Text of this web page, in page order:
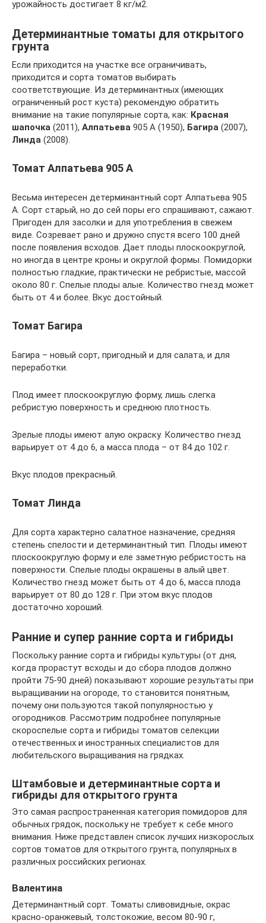
урожайность достигает 8 кг/м2.
Детерминантные томаты для открытого
грунта
Если приходится на участке все ограничивать,
приходится и сорта томатов выбирать
соответствующие. Из детерминантных (имеющих
ограниченный рост куста) рекомендую обратить
внимание на такие популярные сорта, как: Красная
шапочка (2011), Алпатьева 905 А (1950), Багира (2007),
Линда (2008).
Томат Алпатьева 905 А
Весьма интересен детерминантный сорт Алпатьева 905
А. Сорт старый, но до сей поры его спрашивают, сажают.
Пригоден для засолки и для употребления в свежем
виде. Созревает рано и дружно спустя всего 100 дней
после появления всходов. Дает плоды плоскоокруглой,
но иногда в центре кроны и округлой формы. Помидорки
полностью гладкие, практически не ребристые, массой
около 80 г. Спелые плоды алые. Количество гнезд может
быть от 4 и более. Вкус достойный.
Томат Багира
Багира – новый сорт, пригодный и для салата, и для
переработки.
Плод имеет плоскоокруглую форму, лишь слегка
ребристую поверхность и среднюю плотность.
Зрелые плоды имеют алую окраску. Количество гнезд
варьирует от 4 до 6, а масса плода – от 84 до 102 г.
Вкус плодов прекрасный.
Томат Линда
Для сорта характерно салатное назначение, средняя
степень спелости и детерминантный тип. Плоды имеют
плоскоокруглую форму и еле заметную ребристость на
поверхности. Спелые плоды окрашены в алый цвет.
Количество гнезд может быть от 4 до 6, масса плода
варьирует от 80 до 128 г. При этом вкус плодов
достаточно хороший.
Ранние и супер ранние сорта и гибриды
Поскольку ранние сорта и гибриды культуры (от дня,
когда прорастут всходы и до сбора плодов должно
пройти 75-90 дней) показывают хорошие результаты при
выращивании на огороде, то становится понятным,
почему они пользуются такой популярностью у
огородников. Рассмотрим подробнее популярные
скороспелые сорта и гибриды томатов селекции
отечественных и иностранных специалистов для
любительского выращивания на грядках.
Штамбовые и детерминантные сорта и
гибриды для открытого грунта
Это самая распространенная категория помидоров для
обычных грядок, поскольку не требует к себе много
внимания. Ниже представлен список лучших низкорослых
сортов томатов для открытого грунта, популярных в
различных российских регионах.
Валентина
Детерминантный сорт. Томаты сливовидные, окрас
красно-оранжевый, толстокожие, весом 80-90 г,